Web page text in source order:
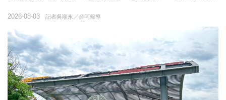
記者吳順永／台南報導
2026-08-03